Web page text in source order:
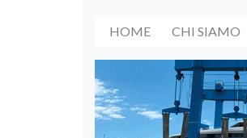
HOME CHI SIAMO